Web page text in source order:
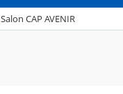
Salon CAP AVENIR